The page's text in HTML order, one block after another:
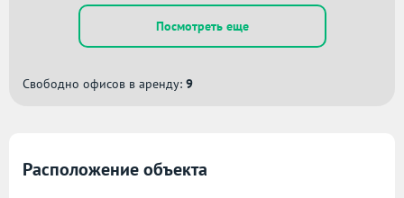
Посмотреть еще
Свободно офисов в аренду: 9
Расположение объекта